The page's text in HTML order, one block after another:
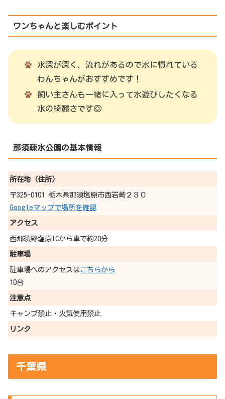
ワンちゃんと楽しむポイント
水深が深く、流れがあるので水に慣れている
わんちゃんがおすすめです！
飼い主さんも一緒に入って水遊びしたくなる
水の綺麗さです◎
那須疎水公園の基本情報
所在地（住所）
〒325-0101 栃木県那須塩原市西岩崎２３０
Googleマップで場所を確認
アクセス
西那須野塩原ICから車で約20分
駐車場
駐車場へのアクセスはこちらから
10台
注意点
キャンプ禁止・火気使用禁止
リンク
千葉県